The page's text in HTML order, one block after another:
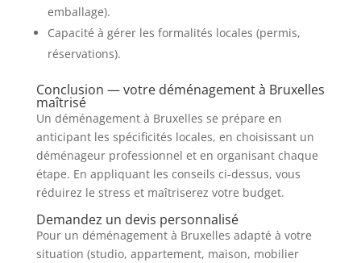
emballage).
Capacité à gérer les formalités locales (permis,
réservations).
Conclusion — votre déménagement à Bruxelles
maîtrisé
Un déménagement à Bruxelles se prépare en
anticipant les spécificités locales, en choisissant un
déménageur professionnel et en organisant chaque
étape. En appliquant les conseils ci-dessus, vous
réduirez le stress et maîtriserez votre budget.
Demandez un devis personnalisé
Pour un déménagement à Bruxelles adapté à votre
situation (studio, appartement, maison, mobilier